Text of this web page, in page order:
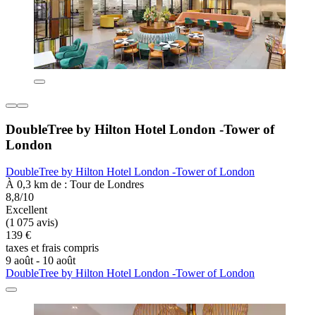
DoubleTree by Hilton Hotel London -Tower of
London
DoubleTree by Hilton Hotel London -Tower of London
À 0,3 km de : Tour de Londres
8,8/10
Excellent
(1 075 avis)
139 €
taxes et frais compris
9 août - 10 août
DoubleTree by Hilton Hotel London -Tower of London